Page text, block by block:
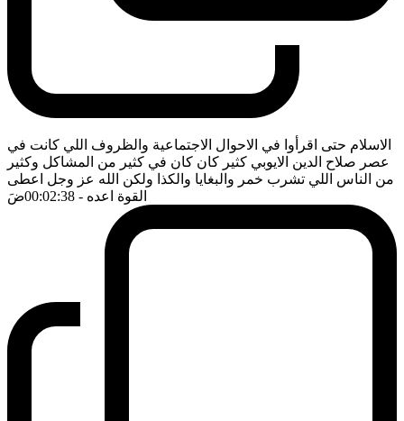
الاسلام حتى اقرأوا في الاحوال الاجتماعية والظروف اللي كانت في
عصر صلاح الدين الايوبي كثير كان كان في كثير من المشاكل وكثير
من الناس اللي تشرب خمر والبغايا والكذا ولكن الله عز وجل اعطى
القوة اعده - 00:02:38 ضَ